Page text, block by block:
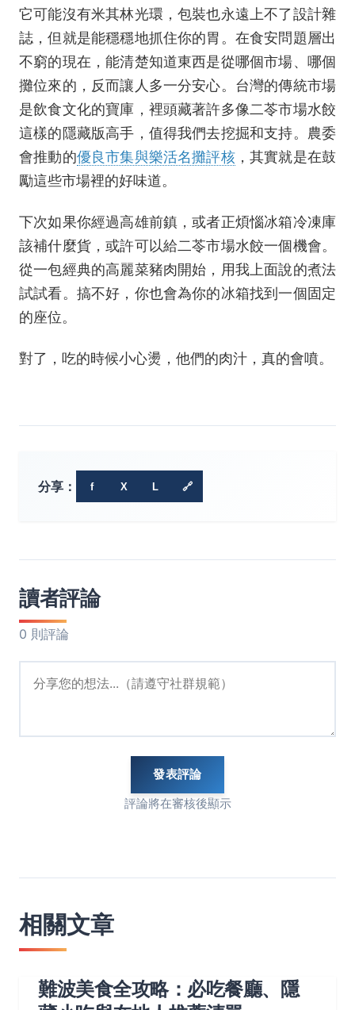
它可能沒有米其林光環，包裝也永遠上不了設計雜
誌，但就是能穩穩地抓住你的胃。在食安問題層出
不窮的現在，能清楚知道東西是從哪個市場、哪個
攤位來的，反而讓人多一分安心。台灣的傳統市場
是飲食文化的寶庫，裡頭藏著許多像二苓市場水餃
這樣的隱藏版高手，值得我們去挖掘和支持。農委
會推動的優良市集與樂活名攤評核，其實就是在鼓
勵這些市場裡的好味道。
下次如果你經過高雄前鎮，或者正煩惱冰箱冷凍庫
該補什麼貨，或許可以給二苓市場水餃一個機會。
從一包經典的高麗菜豬肉開始，用我上面說的煮法
試試看。搞不好，你也會為你的冰箱找到一個固定
的座位。
對了，吃的時候小心燙，他們的肉汁，真的會噴。
分享： f X L 🔗
讀者評論
0 則評論
發表評論
評論將在審核後顯示
相關文章
難波美食全攻略：必吃餐廳、隱